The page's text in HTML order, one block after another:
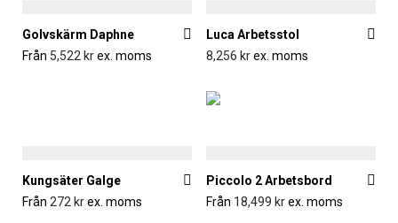
Golvskärm Daphne
Från 5,522 krex. moms
Luca Arbetsstol
8,256 krex. moms
Kungsäter Galge
Från 272 krex. moms
Piccolo 2 Arbetsbord
Från 18,499 krex. moms